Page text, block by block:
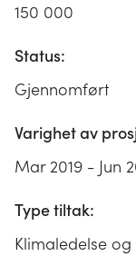
150 000
Status:
Gjennomført
Varighet av
Mar 2019 - Jun
Type tiltak:
Klimaledelse